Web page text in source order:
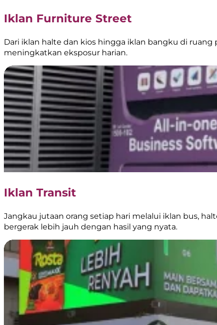
Iklan Furniture Street
Dari iklan halte dan kios hingga iklan bangku di
meningkatkan eksposur harian.
Iklan Transit
Jangkau jutaan orang setiap hari melalui iklan bus,
bergerak lebih jauh dengan hasil yang nyata.